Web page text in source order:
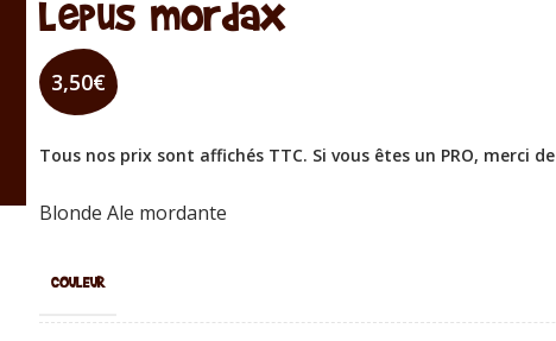
Lepus mordax
3,50€
Tous nos prix sont affichés TTC. Si vous êtes un PRO, merci de
Blonde Ale mordante
COULEUR